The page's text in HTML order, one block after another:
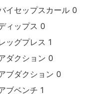
イセップスカール 0
ィップス 0
ッグプレス 1
ダクション 0
ブダクション 0
ブベンチ 1